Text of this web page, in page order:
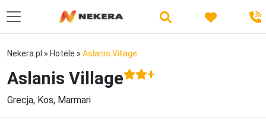
Nekera.pl » Hotele » Aslanis Village
Aslanis Village +
Grecja, Kos, Marmari